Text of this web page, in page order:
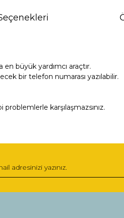
büyük yardımcı araçtır.
bir telefon numarası yazılabilir.
karşılaşmazsınız.